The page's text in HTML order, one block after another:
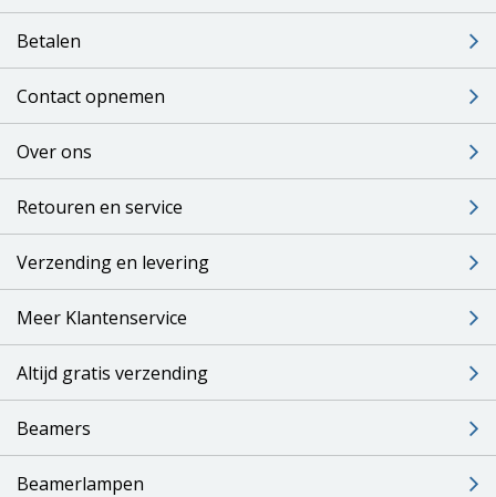
Betalen
Contact opnemen
Over ons
Retouren en service
Verzending en levering
Meer Klantenservice
Altijd gratis verzending
Beamers
Beamerlampen